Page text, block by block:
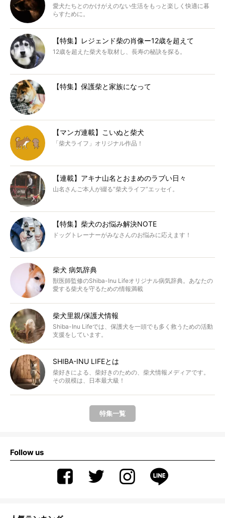
愛犬たちとのかけがえのない生活をもっと楽しく快適に暮
らすために。
【特集】レジェンド柴の肖像ー12歳を超えて
12歳を超えた柴犬を取材し、長寿の秘訣を探る。
【特集】保護柴と家族になって
【マンガ連載】こいぬと柴犬
「柴犬ライフ」オリジナル作品！
【連載】アキナ山名とおまめのラブい日々
山名さんご本人が綴る“柴犬ライフ”エッセイ。
【特集】柴犬のお悩み解決NOTE
ドッグトレーナーがみなさんのお悩みに応えます！
柴犬 病気辞典
獣医師監修のShiba-Inu Lifeオリジナル病気辞典。あなたの
愛する柴犬を守るための情報満載
柴犬里親/保護犬情報
Shiba-Inu Lifeでは、保護犬を一頭でも多く救うための活動
支援をしています。
SHIBA-INU LIFEとは
柴好きによる、柴好きのための、柴犬情報メディアです。
その規模は、日本最大級！
特集一覧
Follow us